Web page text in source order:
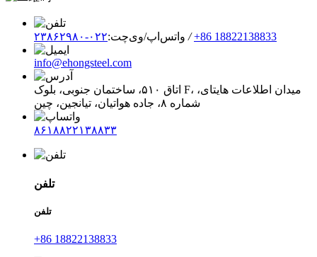
واتس‌اپ/وی‌چت:۰۲۲-۲۳۸۶۲۹۸۰ / ‎+86 18822138833‎
info@ehongsteel.com
اتاق ۵۱۰، ساختمان جنوبی، بلوک F، میدان اطلاعات هایتای،
شماره ۸، جاده هواتیان، تیانجین، چین
۸۶۱۸۸۲۲۱۳۸۸۳۳
تلفن
تلفن
‎+86 18822138833‎